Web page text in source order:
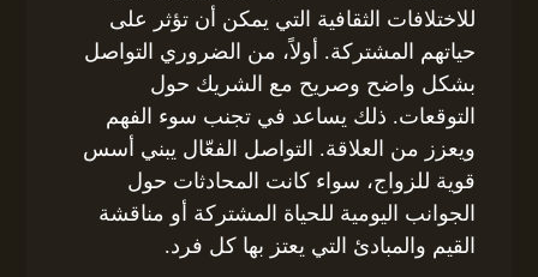
للاختلافات الثقافية التي يمكن أن تؤثر على
حياتهم المشتركة. أولاً، من الضروري التواصل
بشكل واضح وصريح مع الشريك حول
التوقعات. ذلك يساعد في تجنب سوء الفهم
ويعزز من العلاقة. التواصل الفعّال يبني أسس
قوية للزواج، سواء كانت المحادثات حول
الجوانب اليومية للحياة المشتركة أو مناقشة
القيم والمبادئ التي يعتز بها كل فرد.